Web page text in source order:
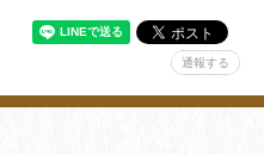
通報する